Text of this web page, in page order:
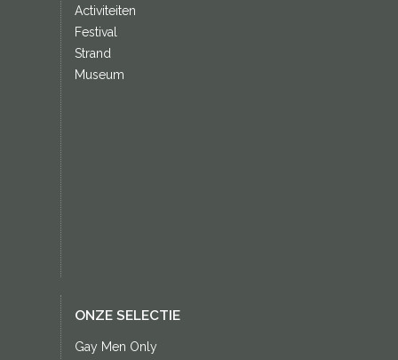
Activiteiten
Festival
Strand
Museum
ONZE SELECTIE
Gay Men Only